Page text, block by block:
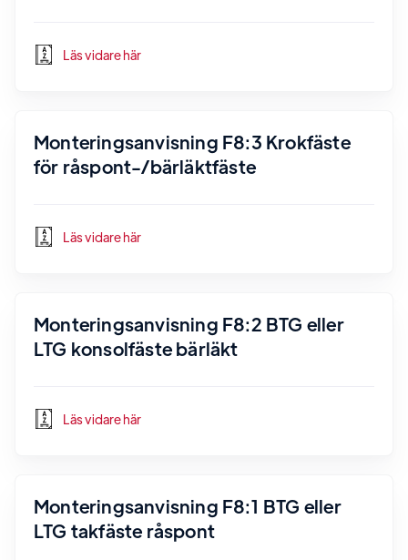
Läs vidare här
Monteringsanvisning F8:3 Krokfäste
för råspont-/bärläktfäste
Läs vidare här
Monteringsanvisning F8:2 BTG eller
LTG konsolfäste bärläkt
Läs vidare här
Monteringsanvisning F8:1 BTG eller
LTG takfäste råspont